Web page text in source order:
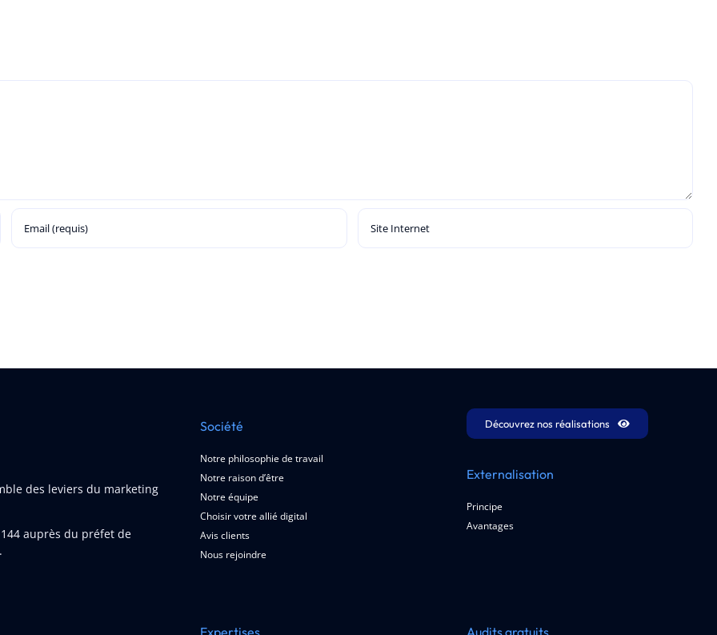
des leviers du marketing
auprès du préfet de
Société
Notre philosophie de travail
Notre raison d’être
Notre équipe
Choisir votre allié digital
Avis clients
Nous rejoindre
Découvrez nos réalisations
Externalisation
Principe
Avantages
Expertises Audits gratuits